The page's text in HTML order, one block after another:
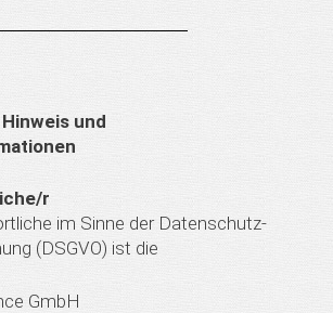
und
r
im Sinne der Datenschutz-
(DSGVO) ist die
GmbH